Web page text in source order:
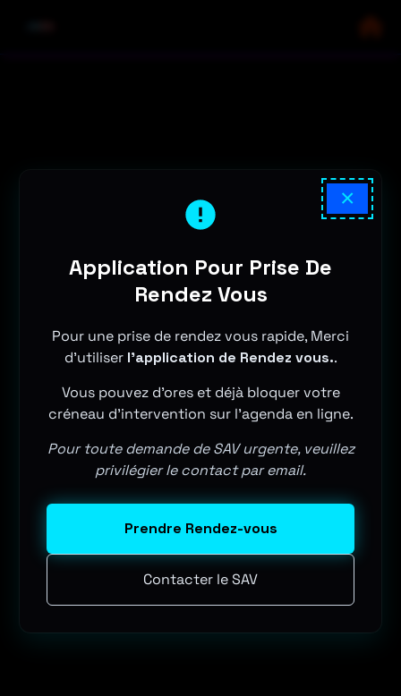
×
Application Pour Prise De
Rendez Vous
Pour une prise de rendez vous rapide, Merci
d'utiliser l'application de Rendez vous..
Vous pouvez d'ores et déjà bloquer votre
créneau d'intervention sur l'agenda en ligne.
Pour toute demande de SAV urgente, veuillez
privilégier le contact par email.
Prendre Rendez-vous
Contacter le SAV